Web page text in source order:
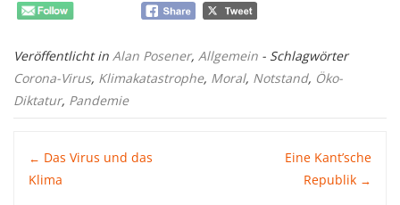
Veröffentlicht in Alan Posener, Allgemein - Schlagwörter
Corona-Virus, Klimakatastrophe, Moral, Notstand, Öko-
Diktatur, Pandemie
Post
← Das Virus und das
Klima
Eine Kant’sche
Republik →